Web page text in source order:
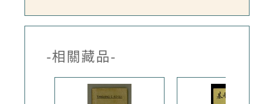
-相關藏品-